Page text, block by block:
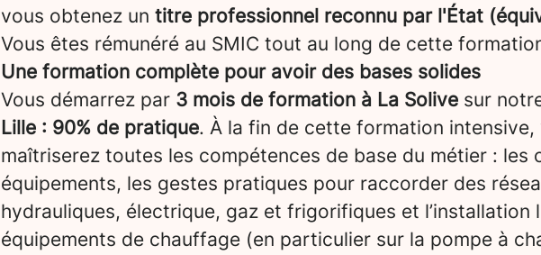
vous obtenez un titre professionnel reconnu par l'État
Vous êtes rémunéré au SMIC tout au long de cette
Une formation complète pour avoir des bases solides
Vous démarrez par 3 mois de formation à La Solive sur
Lille : 90% de pratique. À la fin de cette formation intensive,
maîtriserez toutes les compétences de base du métier : les
équipements, les gestes pratiques pour raccorder des
hydrauliques, électrique, gaz et frigorifiques et l’installation
équipements de chauffage (en particulier sur la pompe à